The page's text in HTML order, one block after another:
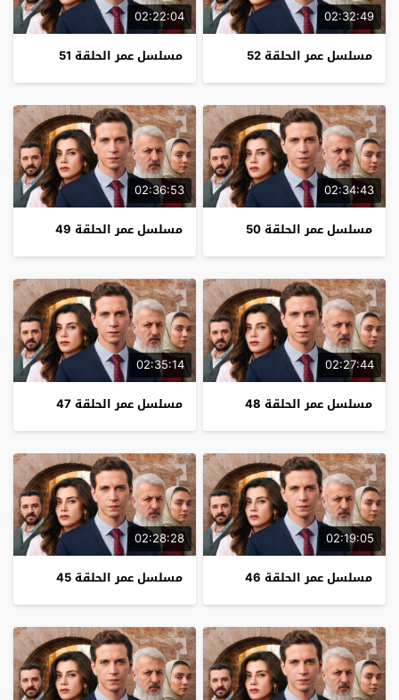
02:32:49
مسلسل عمر الحلقة 52
02:22:04
مسلسل عمر الحلقة 51
02:34:43
مسلسل عمر الحلقة 50
02:36:53
مسلسل عمر الحلقة 49
02:27:44
مسلسل عمر الحلقة 48
02:35:14
مسلسل عمر الحلقة 47
02:19:05
مسلسل عمر الحلقة 46
02:28:28
مسلسل عمر الحلقة 45